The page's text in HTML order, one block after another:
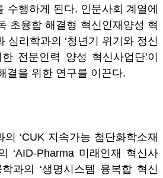
수행하게 된다. 인문사회 계열에
초융합 해결형 혁신인재양성 혁
심리학과의 ‘청년기 위기와 정신
전문인력 양성 혁신사업단’이
결을 위한 연구를 이끈다.
‘CUK 지속가능 첨단화학소재
‘AID-Pharma 미래인재 혁신사
과의 ‘생명시스템 융복합 혁신